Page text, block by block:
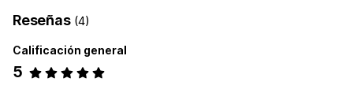
Reseñas (4)
Calificación general
5